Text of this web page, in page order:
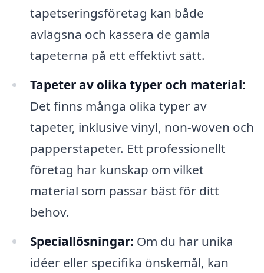
tapetseringsföretag kan både
avlägsna och kassera de gamla
tapeterna på ett effektivt sätt.
Tapeter av olika typer och material:
Det finns många olika typer av
tapeter, inklusive vinyl, non-woven och
papperstapeter. Ett professionellt
företag har kunskap om vilket
material som passar bäst för ditt
behov.
Speciallösningar: Om du har unika
idéer eller specifika önskemål, kan